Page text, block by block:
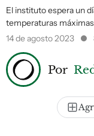
El instituto espera un
temperaturas máximas
14 de agosto 2023
Por